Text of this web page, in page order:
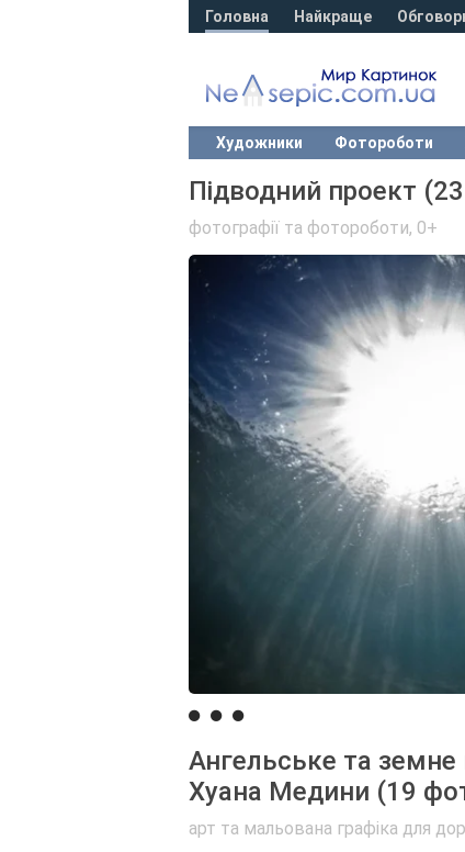
Головна Найкраще
Художники Фотороботи
Підводний проект
фотографії та фотороботи, 0+
Ангельське та земне
Хуана Медини (19
арт та мальована графіка для